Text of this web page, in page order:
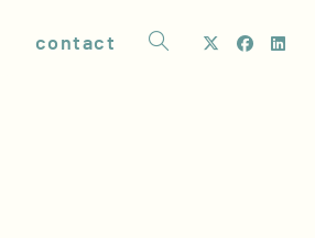
contact toggle